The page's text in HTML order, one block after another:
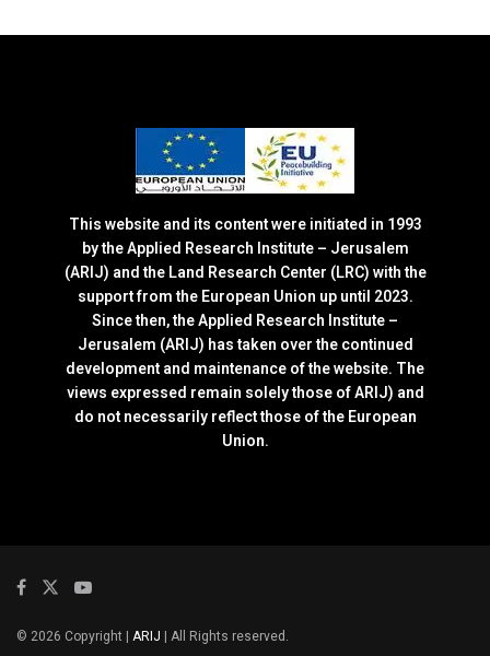
This website and its content were initiated in 1993
by the Applied Research Institute – Jerusalem
(ARIJ) and the Land Research Center (LRC) with the
support from the European Union up until 2023.
Since then, the Applied Research Institute –
Jerusalem (ARIJ) has taken over the continued
development and maintenance of the website. The
views expressed remain solely those of ARIJ) and
do not necessarily reflect those of the European
Union.
© 2026 Copyright | ARIJ | All Rights reserved.